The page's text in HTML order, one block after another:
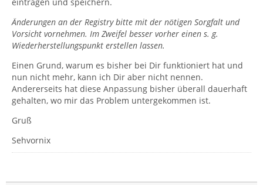
Änderungen an der Registry bitte mit der nötigen Sorgfalt und
Vorsicht vornehmen. Im Zweifel besser vorher einen s. g.
Wiederherstellungspunkt erstellen lassen.
Einen Grund, warum es bisher bei Dir funktioniert hat und
nun nicht mehr, kann ich Dir aber nicht nennen.
Andererseits hat diese Anpassung bisher überall dauerhaft
gehalten, wo mir das Problem untergekommen ist.
Gruß
Sehvornix